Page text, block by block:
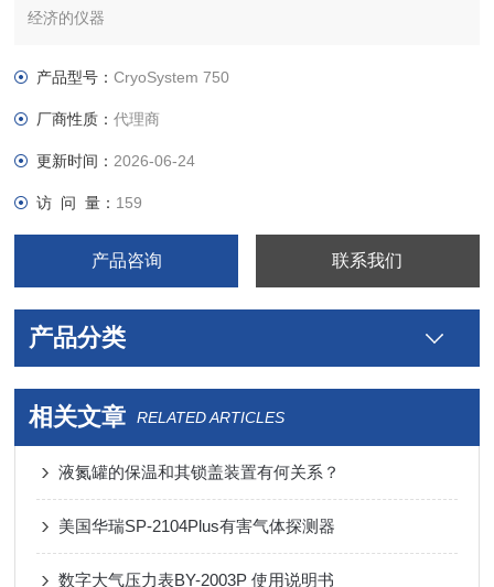
经济的仪器
产品型号：CryoSystem 750
厂商性质：代理商
更新时间： 2026-06-24
访 问 量： 159
产品咨询 联系我们
产品分类
相关文章 RELATED ARTICLES
液氮罐的保温和其锁盖装置有何关系？
美国华瑞SP-2104Plus有害气体探测器
数字大气压力表BY-2003P 使用说明书